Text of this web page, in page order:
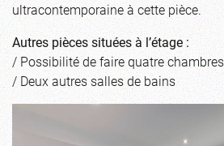
ultracontemporaine à cette pièce.
Autres pièces situées à l’étage :
/ Possibilité de faire quatre chambres
/ Deux autres salles de bains